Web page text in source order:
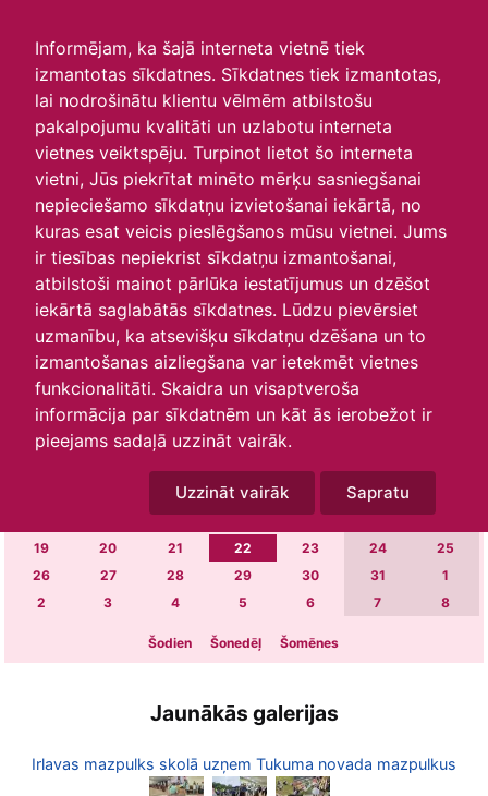
Informējam, ka šajā interneta vietnē tiek
izmantotas sīkdatnes. Sīkdatnes tiek izmantotas,
lai nodrošinātu klientu vēlmēm atbilstošu
pakalpojumu kvalitāti un uzlabotu interneta
vietnes veiktspēju. Turpinot lietot šo interneta
vietni, Jūs piekrītat minēto mērķu sasniegšanai
nepieciešamo sīkdatņu izvietošanai iekārtā, no
kuras esat veicis pieslēgšanos mūsu vietnei. Jums
ir tiesības nepiekrist sīkdatņu izmantošanai,
atbilstoši mainot pārlūka iestatījumus un dzēšot
iekārtā saglabātās sīkdatnes. Lūdzu pievērsiet
uzmanību, ka atsevišķu sīkdatņu dzēšana un to
izmantošanas aizliegšana var ietekmēt vietnes
funkcionalitāti. Skaidra un visaptveroša
informācija par sīkdatnēm un kāt ās ierobežot ir
pieejams sadaļā uzzināt vairāk.
Uzzināt vairāk Sapratu
Skats :
Aktuālie
Šodien Šonedēļ
Šomēnes
Arhīvs
O T S
7 8 10
14 15 16 17
19
20 21 22 23 24
25
26
27 28 29 30 31
1
2
3 4 5 6 7 8
Šodien Šonedēļ Šomēnes
Jaunākās galerijas
Irlavas mazpulks skolā uzņem Tukuma novada mazpulkus